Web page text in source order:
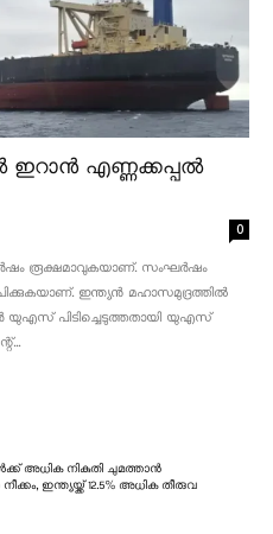
ഇറാൻ എണ്ണക്കപ്പൽ
0
രൂക്ഷമാവുകയാണ്. സംഘർഷം
ഇന്ത്യൻ മഹാസമുദ്രത്തിൽ
യുഎസ് പിടിച്ചെടുത്തതായി യുഎസ്
അധിക നികുതി ചുമത്താൻ
ഇന്ത്യയ്ക്ക് 12.5% അധിക തീരുവ